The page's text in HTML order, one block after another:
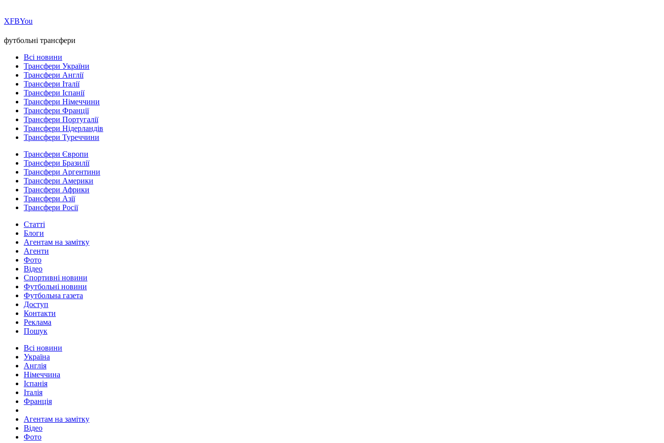
ХFBYou
футбольні трансфери
Всі новини
Трансфери України
Трансфери Англії
Трансфери Італії
Трансфери Іспанії
Трансфери Німеччини
Трансфери Франції
Трансфери Португалії
Трансфери Нідерландів
Трансфери Туреччини
Трансфери Європи
Трансфери Бразилії
Трансфери Аргентини
Трансфери Америки
Трансфери Африки
Трансфери Азії
Трансфери Росії
Статті
Блоги
Агентам на замітку
Агенти
Фото
Відео
Спортивні новини
Футбольні новини
Футбольна газета
Доступ
Контакти
Реклама
Пошук
Всі новини
Україна
Англія
Німеччина
Іспанія
Італія
Франція
Агентам на замітку
Відео
Фото